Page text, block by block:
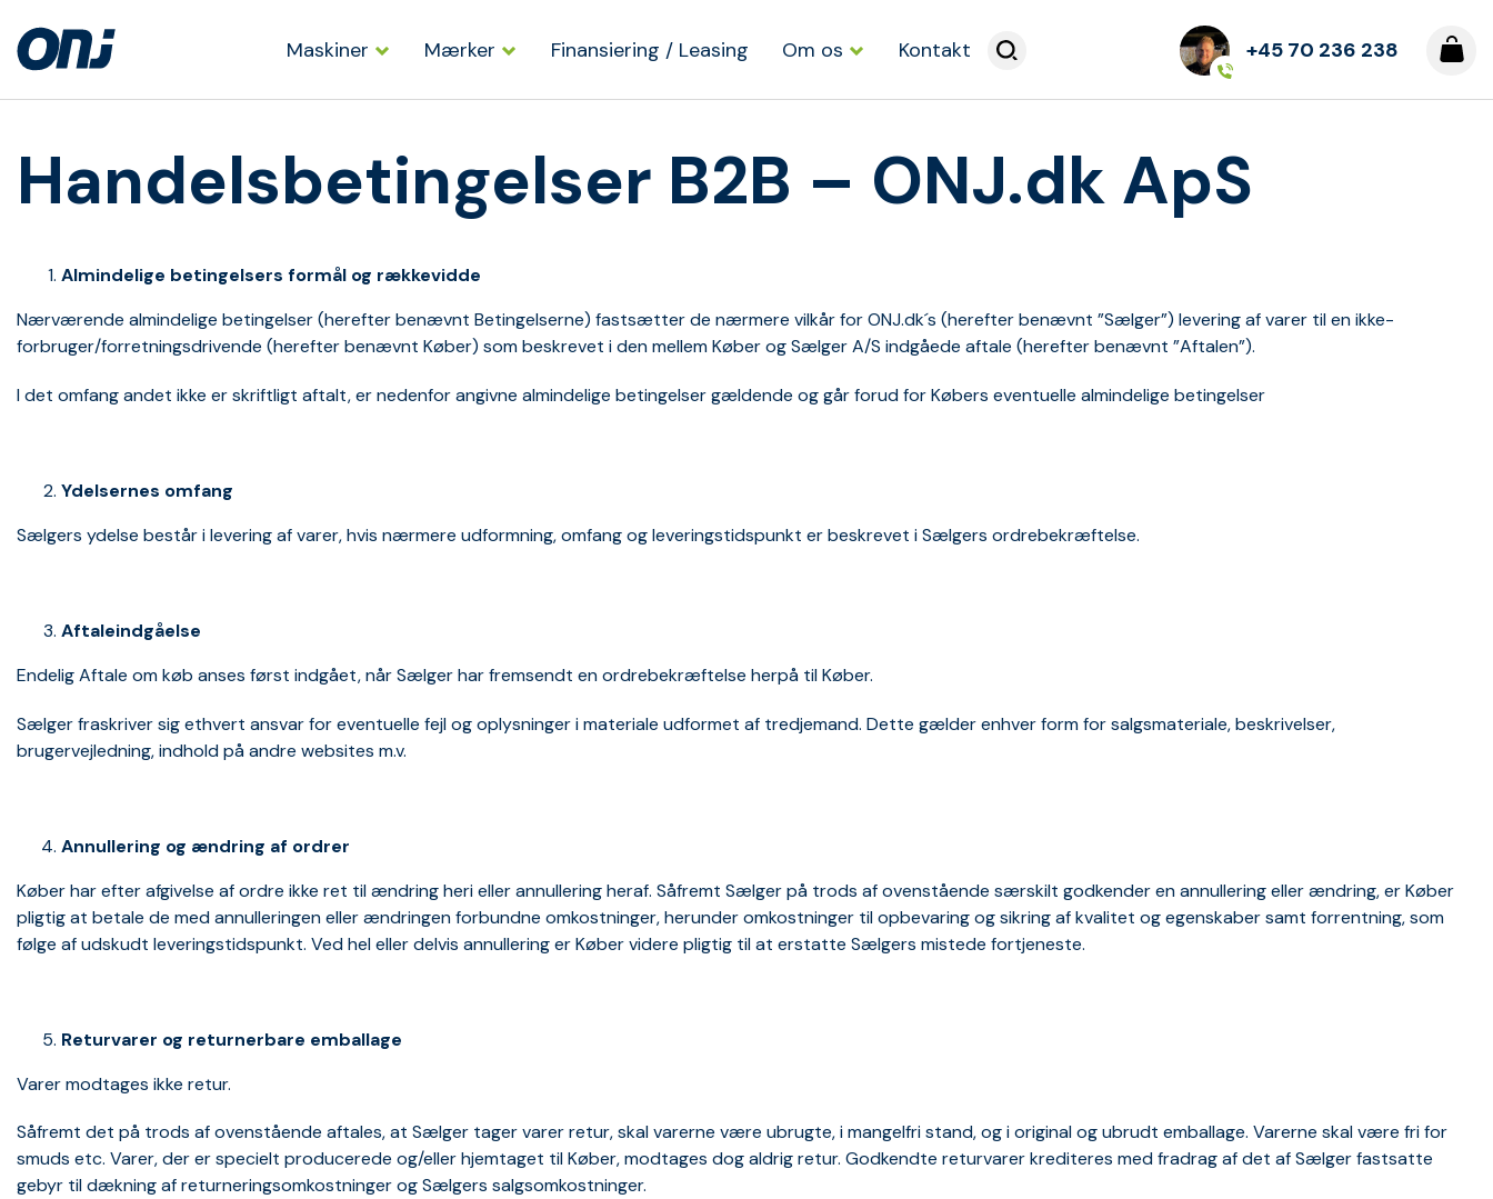
Maskiner Mærker Finansiering / Leasing Om os Kontakt +45 70 236 238
Handelsbetingelser B2B – ONJ.dk ApS
Almindelige betingelsers formål og rækkevidde
Nærværende almindelige betingelser (herefter benævnt Betingelserne) fastsætter de nærmere vilkår for ONJ.dk´s (herefter benævnt ”Sælger”) levering af varer til en ikke-
forbruger/forretningsdrivende (herefter benævnt Køber) som beskrevet i den mellem Køber og Sælger A/S indgåede aftale (herefter benævnt ”Aftalen”).
I det omfang andet ikke er skriftligt aftalt, er nedenfor angivne almindelige betingelser gældende og går forud for Købers eventuelle almindelige betingelser
Ydelsernes omfang
Sælgers ydelse består i levering af varer, hvis nærmere udformning, omfang og leveringstidspunkt er beskrevet i Sælgers ordrebekræftelse.
Aftaleindgåelse
Endelig Aftale om køb anses først indgået, når Sælger har fremsendt en ordrebekræftelse herpå til Køber.
Sælger fraskriver sig ethvert ansvar for eventuelle fejl og oplysninger i materiale udformet af tredjemand. Dette gælder enhver form for salgsmateriale, beskrivelser,
brugervejledning, indhold på andre websites m.v.
Annullering og ændring af ordrer
Køber har efter afgivelse af ordre ikke ret til ændring heri eller annullering heraf. Såfremt Sælger på trods af ovenstående særskilt godkender en annullering eller ændring, er Køber
pligtig at betale de med annulleringen eller ændringen forbundne omkostninger, herunder omkostninger til opbevaring og sikring af kvalitet og egenskaber samt forrentning, som
følge af udskudt leveringstidspunkt. Ved hel eller delvis annullering er Køber videre pligtig til at erstatte Sælgers mistede fortjeneste.
Returvarer og returnerbare emballage
Varer modtages ikke retur.
Såfremt det på trods af ovenstående aftales, at Sælger tager varer retur, skal varerne være ubrugte, i mangelfri stand, og i original og ubrudt emballage. Varerne skal være fri for
smuds etc. Varer, der er specielt producerede og/eller hjemtaget til Køber, modtages dog aldrig retur. Godkendte returvarer krediteres med fradrag af det af Sælger fastsatte
gebyr til dækning af returneringsomkostninger og Sælgers salgsomkostninger.